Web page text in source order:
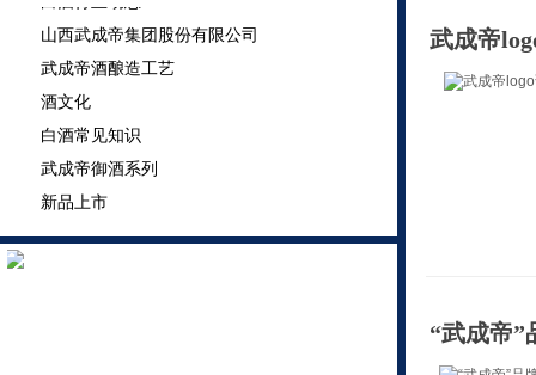
武成帝
“武成帝”
山西武成帝集团股份有限公司
武成帝酒酿造工艺
酒文化
白酒常见知识
武成帝御酒系列
新品上市